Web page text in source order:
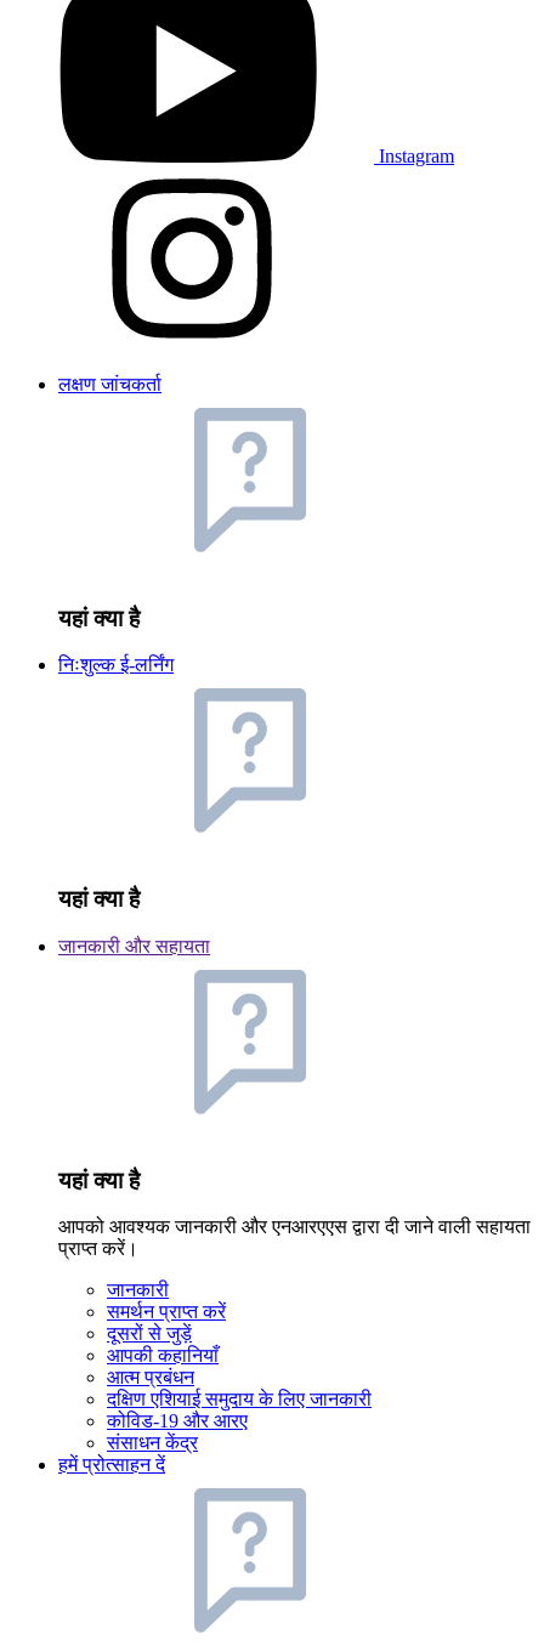
Instagram
लक्षण जांचकर्ता
यहां क्या है
निःशुल्क ई-लर्निंग
यहां क्या है
जानकारी और सहायता
यहां क्या है
आपको आवश्यक जानकारी और एनआरएएस द्वारा दी जाने वाली सहायता
प्राप्त करें।
जानकारी
समर्थन प्राप्त करें
दूसरों से जुड़ें
आपकी कहानियाँ
आत्म प्रबंधन
दक्षिण एशियाई समुदाय के लिए जानकारी
कोविड-19 और आरए
संसाधन केंद्र
हमें प्रोत्साहन दें